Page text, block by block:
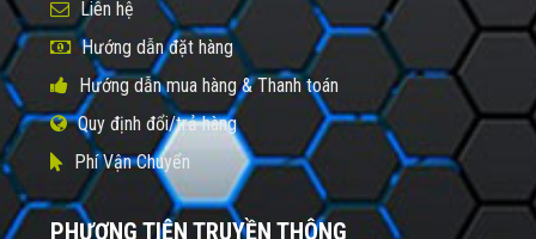
Liên hệ
Hướng dẫn đặt hàng
Hướng dẫn mua hàng & Thanh toán
Quy định đổi/trả hàng
Phí Vận Chuyển
PHƯƠNG TIỆN TRUYỀN THÔNG